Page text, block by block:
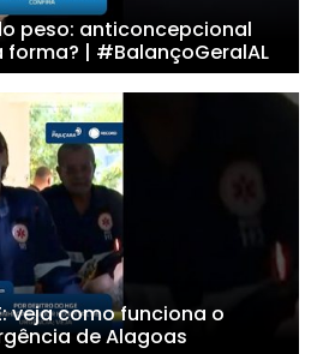
peso: anticoncepcional
| #BalançoGeralAL
veja como funciona o
de Alagoas